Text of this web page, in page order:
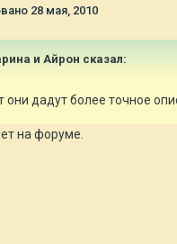
28 мая, 2010
и Айрон сказал:
они дадут более точное
на форуме.